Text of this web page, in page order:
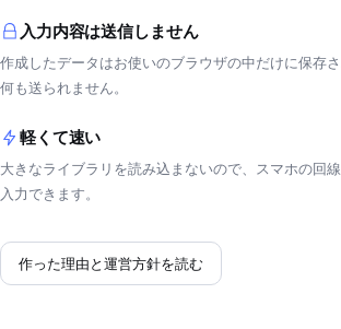
入力内容は送信しません
作成したデータはお使いのブラウザの中だけに保存
何も送られません。
軽くて速い
大きなライブラリを読み込まないので、スマホの回
入力できます。
作った理由と運営方針を読む